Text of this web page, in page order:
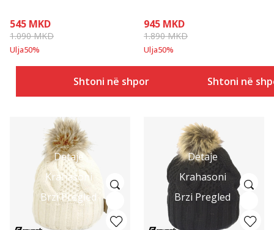
545 MKD
1.090MKD
Ulja50%
Shtoni në shportë
945 MKD
1.890MKD
Ulja50%
Shtoni në
Detaje
Krahasoni
Brzi Pregled
Detaje
Krahasoni
Brzi Pregled